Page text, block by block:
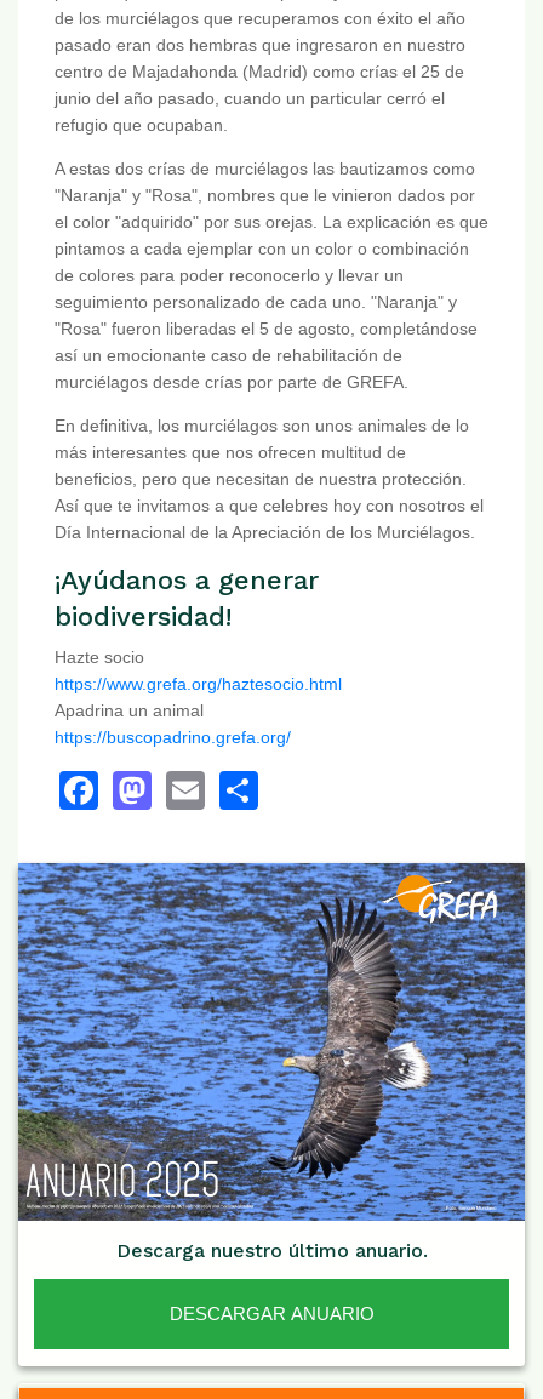
de los murciélagos que recuperamos con éxito el año
pasado eran dos hembras que ingresaron en nuestro
centro de Majadahonda (Madrid) como crías el 25 de
junio del año pasado, cuando un particular cerró el
refugio que ocupaban.
A estas dos crías de murciélagos las bautizamos como
"Naranja" y "Rosa", nombres que le vinieron dados por
el color "adquirido" por sus orejas. La explicación es que
pintamos a cada ejemplar con un color o combinación
de colores para poder reconocerlo y llevar un
seguimiento personalizado de cada uno. "Naranja" y
"Rosa" fueron liberadas el 5 de agosto, completándose
así un emocionante caso de rehabilitación de
murciélagos desde crías por parte de GREFA.
En definitiva, los murciélagos son unos animales de lo
más interesantes que nos ofrecen multitud de
beneficios, pero que necesitan de nuestra protección.
Así que te invitamos a que celebres hoy con nosotros el
Día Internacional de la Apreciación de los Murciélagos.
¡Ayúdanos a generar
biodiversidad!
Hazte socio
https://www.grefa.org/haztesocio.html
Apadrina un animal
https://buscopadrino.grefa.org/
Facebook
Mastodon
Email
Descarga nuestro último anuario.
DESCARGAR ANUARIO